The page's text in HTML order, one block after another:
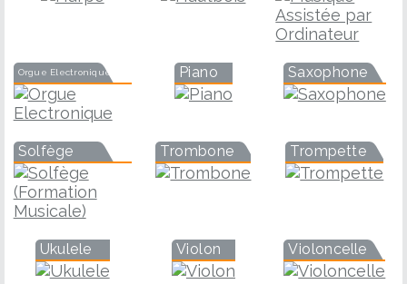
Orgue Electronique Piano Saxophone
Solfège Trombone Trompette
Ukulele Violon Violoncelle